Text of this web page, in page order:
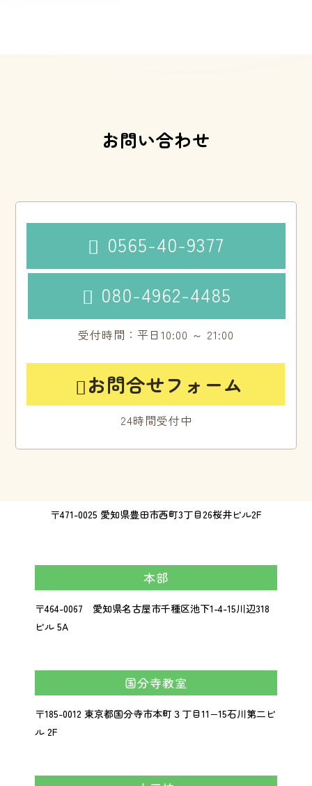
お問い合わせ
 0565-40-9377
 080-4962-4485
受付時間：平日10:00 ～ 21:00
 お問合せフォーム
24時間受付中
〒471-0025 愛知県豊田市西町3丁目26桜井ビル2F
本部
〒464-0067 愛知県名古屋市千種区池下1-4-15川辺318
ビル 5A
国分寺教室
〒185-0012 東京都国分寺市本町３丁目11−15石川第二ビ
ル 2F